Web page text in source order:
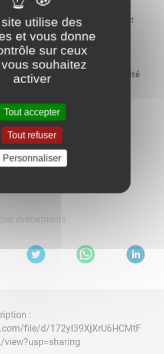
issues des inscriptions sera
, afin de soutenir la recherche et
des maladies rares.
nombreux pour cette
sous le signe de la
convivialité
évènements
:
file/d/172yI39XjXrU6HCMtF
view?usp=sharing
utilise des
et vous donne
sur ceux
souhaitez
activer
Tout accepter
Tout refuser
Personnaliser